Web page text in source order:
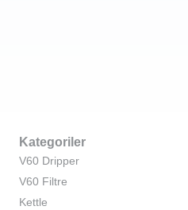
Kategoriler
V60 Dripper
V60 Filtre
Kettle